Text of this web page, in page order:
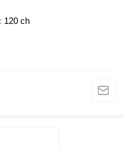
120 ch